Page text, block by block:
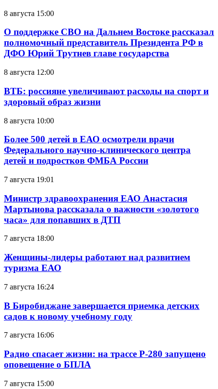
8 августа 15:00
О поддержке СВО на Дальнем Востоке рассказал
полномочный представитель Президента РФ в
ДФО Юрий Трутнев главе государства
8 августа 12:00
ВТБ: россияне увеличивают расходы на спорт и
здоровый образ жизни
8 августа 10:00
Более 500 детей в ЕАО осмотрели врачи
Федерального научно-клинического центра
детей и подростков ФМБА России
7 августа 19:01
Министр здравоохранения ЕАО Анастасия
Мартынова рассказала о важности «золотого
часа» для попавших в ДТП
7 августа 18:00
Женщины-лидеры работают над развитием
туризма ЕАО
7 августа 16:24
В Биробиджане завершается приемка детских
садов к новому учебному году
7 августа 16:06
Радио спасает жизни: на трассе Р-280 запущено
оповещение о БПЛА
7 августа 15:00